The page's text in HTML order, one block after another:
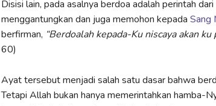
Disisi lain, pada asalnya berdoa adalah perintah
menggantungkan dan juga memohon kepada Sang
berfirman, “Berdoalah kepada-Ku niscaya akan
60)
Ayat tersebut menjadi salah satu dasar bahwa
Tetapi Allah bukan hanya memerintahkan hamba-